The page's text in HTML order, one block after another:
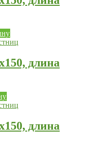
длина
длина